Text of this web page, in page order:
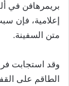
بريمرهافن في
إعلامية، فإن
متن السفينة.
وقد استجابت
الطاقم على